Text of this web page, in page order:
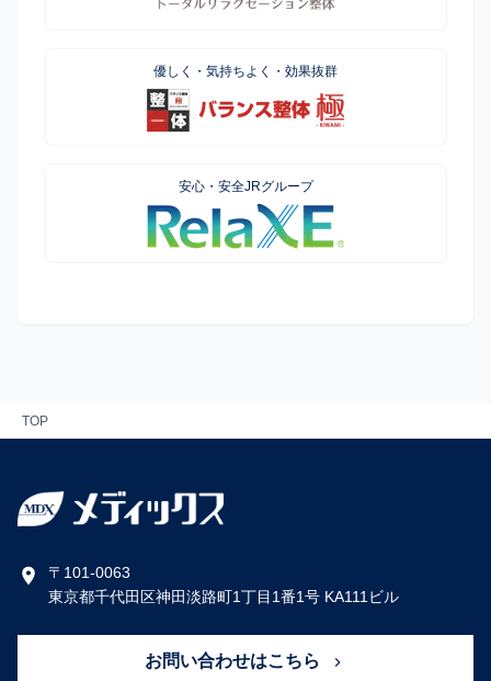
優しく・気持ちよく・効果抜群
安心・安全JRグループ
TOP
〒101-0063
東京都千代田区神田淡路町1丁目1番1号 KA111ビル
お問い合わせはこちら